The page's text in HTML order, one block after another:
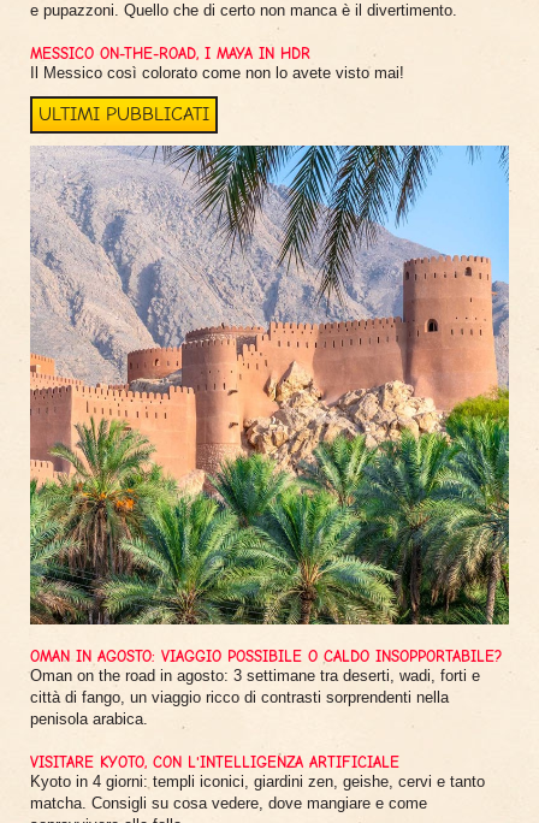
e pupazzoni. Quello che di certo non manca è il divertimento.
MESSICO ON-THE-ROAD, I MAYA IN HDR
Il Messico così colorato come non lo avete visto mai!
ULTIMI PUBBLICATI
OMAN IN AGOSTO: VIAGGIO POSSIBILE O CALDO INSOPPORTABILE?
Oman on the road in agosto: 3 settimane tra deserti, wadi, forti e
città di fango, un viaggio ricco di contrasti sorprendenti nella
penisola arabica.
VISITARE KYOTO, CON L'INTELLIGENZA ARTIFICIALE
Kyoto in 4 giorni: templi iconici, giardini zen, geishe, cervi e tanto
matcha. Consigli su cosa vedere, dove mangiare e come